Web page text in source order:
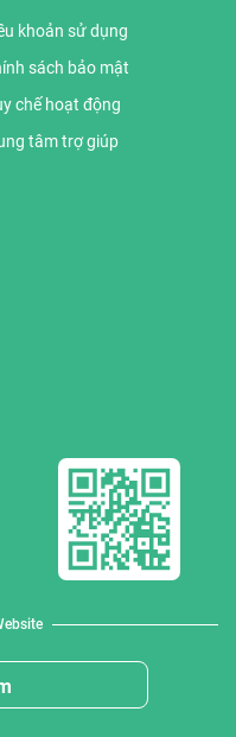
khoản sử dụng
sách bảo mật
chế hoạt động
tâm trợ giúp